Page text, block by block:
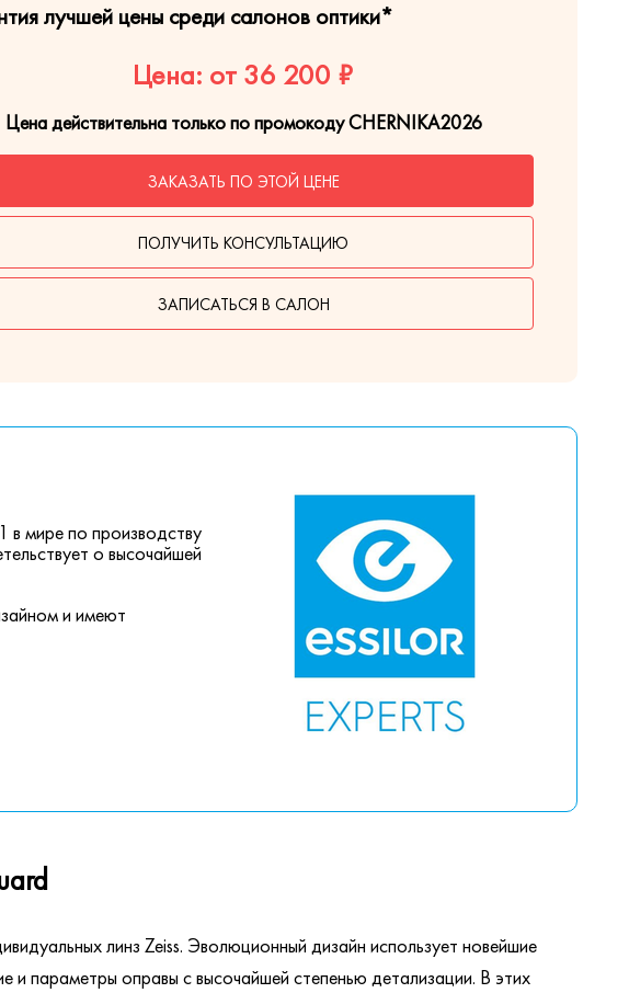
лучшей цены среди салонов оптики*
Цена: от 36 200 ₽
Цена действительна только по промокоду CHERNIKA2026
ЗАКАЗАТЬ ПО ЭТОЙ ЦЕНЕ
ПОЛУЧИТЬ КОНСУЛЬТАЦИЮ
ЗАПИСАТЬСЯ В САЛОН
мире по производству
о высочайшей
и имеют
линз Zeiss. Эволюционный дизайн использует новейшие
и параметры оправы с высочайшей степенью детализации. В этих